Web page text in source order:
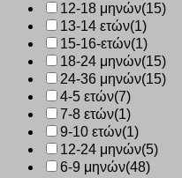
12-18 μηνών(15)
13-14 ετών(1)
15-16-ετών(1)
18-24 μηνών(15)
24-36 μηνών(15)
4-5 ετών(7)
7-8 ετών(1)
9-10 ετών(1)
12-24 μηνών(5)
6-9 μηνών(48)